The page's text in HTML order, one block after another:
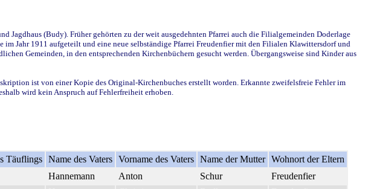
(Budy). Früher gehörten zu der weit ausgedehnten Pfarrei auch die Filialgemeinden Doderlage
Jahr 1911 aufgeteilt und eine neue selbständige Pfarrei Freudenfier mit den Filialen Klawittersdorf und
Gemeinden, in den entsprechenden Kirchenbüchern gesucht werden. Übergangsweise sind Kinder aus
ist von einer Kopie des Original-Kirchenbuches erstellt worden. Erkannte zweifelsfreie Fehler im
wird kein Anspruch auf Fehlerfreiheit erhoben.
Täuflings Name des Vaters Vorname des Vaters Name der Mutter Wohnort der Eltern
Hannemann Anton Schur
Freudenfier